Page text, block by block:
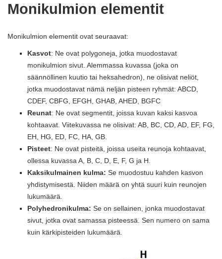
Monikulmion elementit
Monikulmion elementit ovat seuraavat:
Kasvot: Ne ovat polygoneja, jotka muodostavat
monikulmion sivut. Alemmassa kuvassa (joka on
säännöllinen kuutio tai heksahedron), ne olisivat neliöt,
jotka muodostavat nämä neljän pisteen ryhmät: ABCD,
CDEF, CBFG, EFGH, GHAB, AHED, BGFC
Reunat: Ne ovat segmentit, joissa kuvan kaksi kasvoa
kohtaavat. Viitekuvassa ne olisivat: AB, BC, CD, AD, EF, FG,
EH, HG, ED, FC, HA, GB.
Pisteet: Ne ovat pisteitä, joissa useita reunoja kohtaavat,
ollessa kuvassa A, B, C, D, E, F, G ja H.
Kaksikulmainen kulma: Se muodostuu kahden kasvon
yhdistymisestä. Niiden määrä on yhtä suuri kuin reunojen
lukumäärä.
Polyhedronikulma: Se on sellainen, jonka muodostavat
sivut, jotka ovat samassa pisteessä. Sen numero on sama
kuin kärkipisteiden lukumäärä.